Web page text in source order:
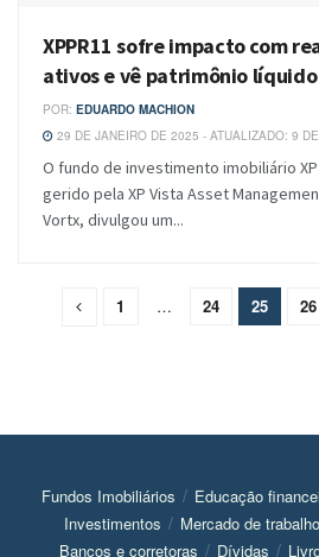
XPPR11 sofre impacto com
ativos e vê patrimônio
POR: EDUARDO MACHION
29 DE JANEIRO DE 2025 - ATUALIZADO: 9
O fundo de investimento imobiliário
gerido pela XP Vista Asset
Vortx, divulgou um...
1 … 24 25 26
Fundos Imobiliários Educação
Investimentos
Mercado de trabalho
Bancos e corretoras
Dívidas